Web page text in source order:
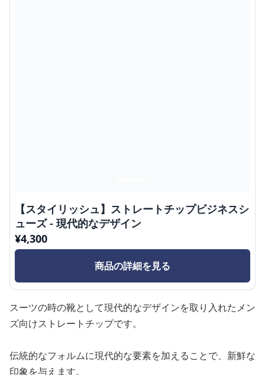
【スタイリッシュ】ストレートチップビジネスシ
ューズ - 現代的なデザイン
¥4,300
商品の詳細を見る
スーツの時の靴として現代的なデザインを取り入れたメン
ズ向けストレートチップです。
伝統的なフォルムに現代的な要素を加えることで、新鮮な
印象を与えます。